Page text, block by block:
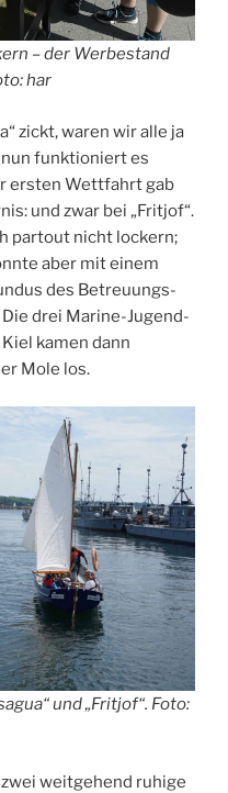
– der Werbestand
har
zickt, waren wir alle ja
funktioniert es
ersten Wettfahrt gab
und zwar bei „Fritjof“.
partout nicht lockern;
aber mit einem
des Betreuungs-
drei Marine-Jugend-
kamen dann
Mole los.
und „Fritjof“. Foto:
weitgehend ruhige